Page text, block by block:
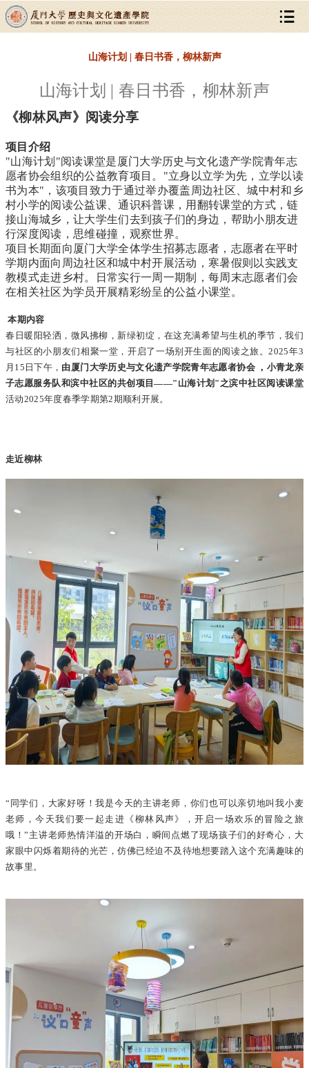
山海计划 | 春日书香，柳林新声
山海计划 | 春日书香，柳林新声
《柳林风声》阅读分享
项目介绍
"山海计划"阅读课堂是厦门大学历史与文化遗产学院青年志
愿者协会组织的公益教育项目。"立身以立学为先，立学以读
书为本"，该项目致力于通过举办覆盖周边社区、城中村和乡
村小学的阅读公益课、通识科普课，用翻转课堂的方式，链
接山海城乡，让大学生们去到孩子们的身边，帮助小朋友进
行深度阅读，思维碰撞，观察世界。
项目长期面向厦门大学全体学生招募志愿者，志愿者在平时
学期内面向周边社区和城中村开展活动，寒暑假则以实践支
教模式走进乡村。日常实行一周一期制，每周末志愿者们会
在相关社区为学员开展精彩纷呈的公益小课堂。
本期内容
春日暖阳轻洒，微风拂柳，新绿初绽，在这充满希望与生机的季节，我们
与社区的小朋友们相聚一堂，开启了一场别开生面的阅读之旅。2025年3
月15日下午， 由厦门大学历史与文化遗产学院青年志愿者协会 ，小青龙亲
子志愿服务队和滨中社区的共创项目——"山海计划"之滨中社区阅读课堂
活动2025年度春季学期第2期顺利开展。
走近柳林
“同学们，大家好呀！我是今天的主讲老师，你们也可以亲切地叫我小麦
老师，今天我们要一起走进《柳林风声》，开启一场欢乐的冒险之旅
哦！”主讲老师热情洋溢的开场白，瞬间点燃了现场孩子们的好奇心，大
家眼中闪烁着期待的光芒，仿佛已经迫不及待地想要踏入这个充满趣味的
故事里。